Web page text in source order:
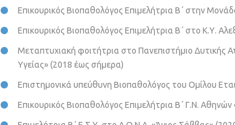
Επικουρικός Βιοπαθολόγος Επιμελήτρια Β΄ στην
Επικουρικός Βιοπαθολόγος Επιμελήτρια Β΄ στο Κ.Υ.
Μεταπτυχιακή φοιτήτρια στο Πανεπιστήμιο Δυτικής
Υγείας» (2018 έως σήμερα)
Επιστημονικά υπεύθυνη Βιοπαθολόγος του Ομίλου
Επικουρικός Βιοπαθολόγος Επιμελήτρια Β΄ Γ.Ν.